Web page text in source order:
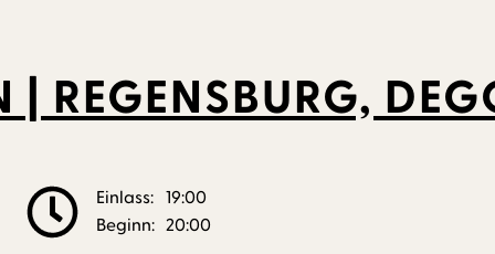
REGENSBURG,
Einlass: 19:00
Beginn: 20:00